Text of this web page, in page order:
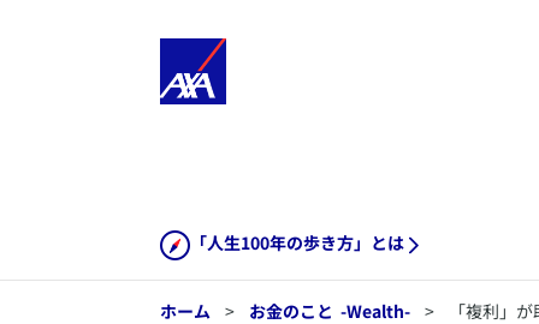
「人生100年の歩き方」とは
ホーム > お金のこと -Wealth- > 「複利」